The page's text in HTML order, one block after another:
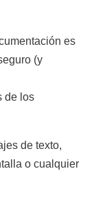
es
(y
de los
de texto,
o cualquier